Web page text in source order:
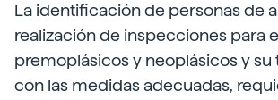
La identificación de personas de
realización de inspecciones para
premoplásicos y neoplásicos y
con las medidas adecuadas,